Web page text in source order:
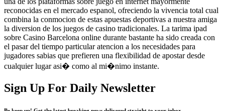
reconocidas en el mercado espanol, ofreciendo la vivencia total cual
combina la conmocion de estas apuestas deportivas a nuestra amiga
la diversion de los juegos de casino tradicionales. La tarima ipad
sobre Casino Barcelona online durante bastante ha sido creada con
el pasar del tiempo particular atencion a los necesidades para
jugadores sabias que prefieren una flexibilidad de apostar desde
cualquier lugar asi� como al mi�nimo instante.
Sign Up For Daily Newsletter